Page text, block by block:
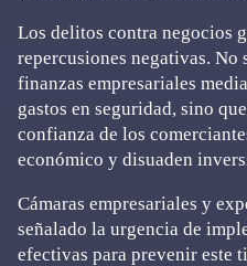
Los delitos contra negocios
repercusiones negativas. No
finanzas empresariales
gastos en seguridad, sino
confianza de los
económico y disuaden
Cámaras empresariales y
señalado la urgencia de
efectivas para prevenir este